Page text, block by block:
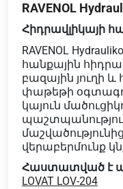
RAVENOL
Հիդրավլիկայի
RAVENOL
հանքային
բազային յուղի
փաթեթի
կայուն
վերաբերմունք
Հաստատված է
LOVAT LOV-204